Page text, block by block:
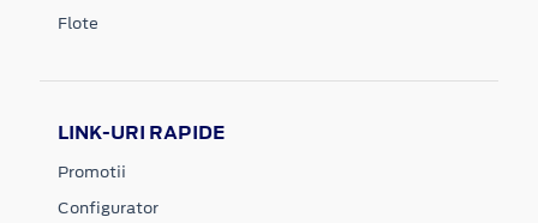
Flote
LINK-URI RAPIDE
Promotii
Configurator